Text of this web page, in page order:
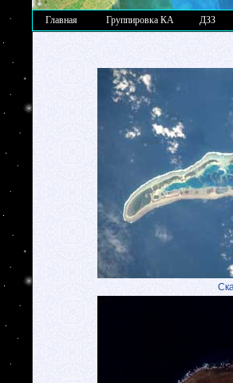
Главная Группировка КА ДЗЗ